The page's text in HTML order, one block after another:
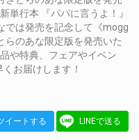
単行本 『パパに言うよ！』
では発売を記念して《mogg
らのあな限定版を発売いた
や特典、フェアやイベン
お届けします！
イートする LINEで送る